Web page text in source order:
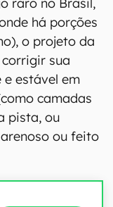
há porções
o projeto da
sua
estável em
camadas
pista, ou
ou feito